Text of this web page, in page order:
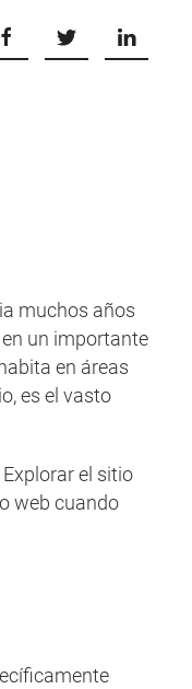
muchos años
un importante
en áreas
es el vasto
el sitio
web cuando